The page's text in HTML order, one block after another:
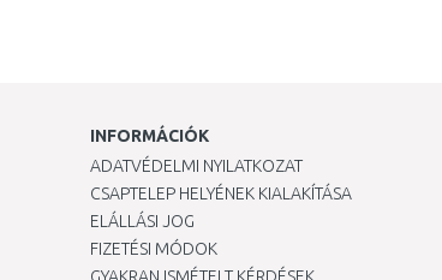
INFORMÁCIÓK
ADATVÉDELMI NYILATKOZAT
CSAPTELEP HELYÉNEK KIALAKÍTÁSA
ELÁLLÁSI JOG
FIZETÉSI MÓDOK